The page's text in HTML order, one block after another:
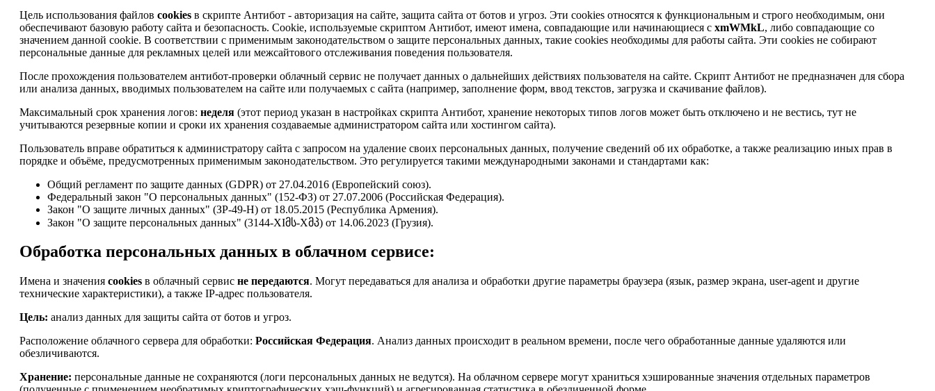
Цель использования файлов cookies в скрипте Антибот - авторизация на сайте, защита сайта от ботов и угроз. Эти cookies относятся к функциональным и строго необходимым, они
обеспечивают базовую работу сайта и безопасность. Cookie, используемые скриптом Антибот, имеют имена, совпадающие или начинающиеся с xmWMkL, либо совпадающие со
значением данной cookie. В соответствии с применимым законодательством о защите персональных данных, такие cookies необходимы для работы сайта. Эти cookies не собирают
персональные данные для рекламных целей или межсайтового отслеживания поведения пользователя.
После прохождения пользователем антибот-проверки облачный сервис не получает данных о дальнейших действиях пользователя на сайте. Скрипт Антибот не предназначен для сбора
или анализа данных, вводимых пользователем на сайте или получаемых с сайта (например, заполнение форм, ввод текстов, загрузка и скачивание файлов).
Максимальный срок хранения логов: неделя (этот период указан в настройках скрипта Антибот, хранение некоторых типов логов может быть отключено и не вестись, тут не
учитываются резервные копии и сроки их хранения создаваемые администратором сайта или хостингом сайта).
Пользователь вправе обратиться к администратору сайта с запросом на удаление своих персональных данных, получение сведений об их обработке, а также реализацию иных прав в
порядке и объёме, предусмотренных применимым законодательством. Это регулируется такими международными законами и стандартами как:
Общий регламент по защите данных (GDPR) от 27.04.2016 (Европейский союз).
Федеральный закон "О персональных данных" (152-ФЗ) от 27.07.2006 (Российская Федерация).
Закон "О защите личных данных" (ЗР-49-Н) от 18.05.2015 (Республика Армения).
Закон "О защите персональных данных" (3144-XIმს-Xმპ) от 14.06.2023 (Грузия).
Обработка персональных данных в облачном сервисе:
Имена и значения cookies в облачный сервис не передаются. Могут передаваться для анализа и обработки другие параметры браузера (язык, размер экрана, user-agent и другие
технические характеристики), а также IP-адрес пользователя.
Цель: анализ данных для защиты сайта от ботов и угроз.
Расположение облачного сервера для обработки: Российская Федерация. Анализ данных происходит в реальном времени, после чего обработанные данные удаляются или
обезличиваются.
Хранение: персональные данные не сохраняются (логи персональных данных не ведутся). На облачном сервере могут храниться хэшированные значения отдельных параметров